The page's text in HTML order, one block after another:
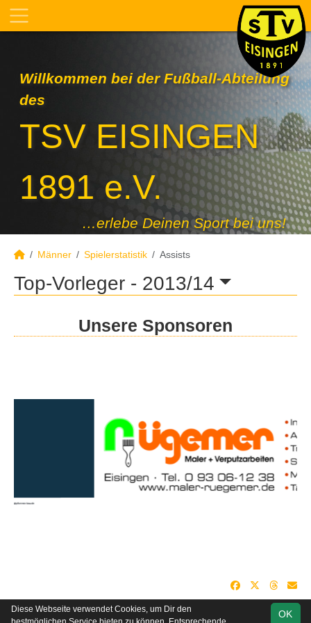
Willkommen bei der Fußball-Abteilung
des
TSV EISINGEN
1891 e.V.
…erlebe Deinen Sport bei uns!
Männer Spielerstatistik Assists
Top-Vorleger - 2013/14
Unsere Sponsoren
soccero.de OK
Diese Webseite verwendet Cookies, um Dir den